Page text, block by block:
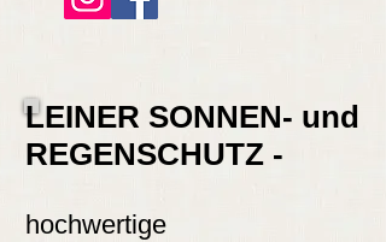
LEINER SONNEN- und
REGENSCHUTZ -
hochwertige